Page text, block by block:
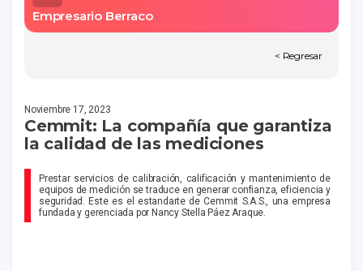
Empresario Berraco
< Regresar
Noviembre 17, 2023
Cemmit: La compañía que garantiza
la calidad de las mediciones
Prestar servicios de calibración, calificación y mantenimiento de
equipos de medición se traduce en generar confianza, eficiencia y
seguridad. Este es el estandarte de Cemmit S.A.S., una empresa
fundada y gerenciada por Nancy Stella Páez Araque.